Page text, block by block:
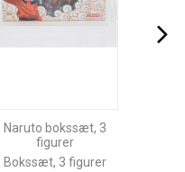
Naruto bokssæt, 3
figurer
Bokssæt, 3 figurer